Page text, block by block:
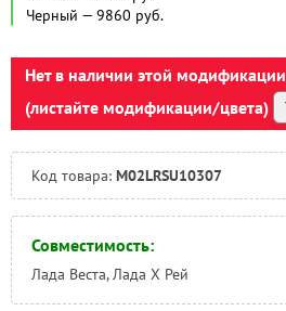
Тверь:
Тюмень:
Нет в наличии этой
(листайте модификации/цвета)
Код товара: M02LRSU10307
Совместимость:
Лада Веста, Лада Х Рей